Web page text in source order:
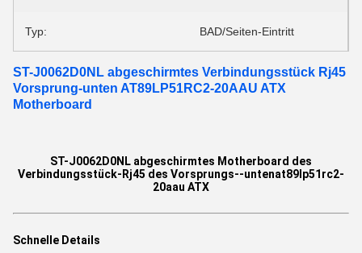
Typ: BAD/Seiten-Eintritt
ST-J0062D0NL abgeschirmtes Verbindungsstück Rj45
Vorsprung-unten AT89LP51RC2-20AAU ATX
Motherboard
ST-J0062D0NL abgeschirmtes Motherboard des
Verbindungsstück-Rj45 des Vorsprungs--untenat89lp51rc2-
20aau ATX
Schnelle Details